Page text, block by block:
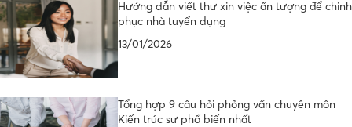
Hướng dẫn viết thư xin việc ấn tượng để chinh
phục nhà tuyển dụng
13/01/2026
Tổng hợp 9 câu hỏi phỏng vấn chuyên môn
Kiến trúc sư phổ biến nhất